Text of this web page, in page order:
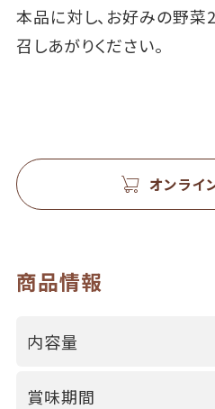
本品に対し、お好みの野
召しあがりください。
オンライ
商品情報
内容量
賞味期間